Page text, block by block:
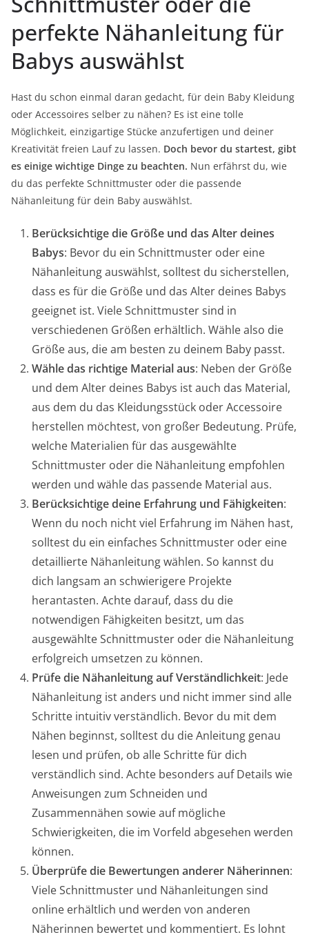
perfekte Nähanleitung für
Babys auswählst
Hast du schon einmal daran gedacht, für dein Baby Kleidung
oder Accessoires selber zu nähen? Es ist eine tolle
Möglichkeit, einzigartige Stücke anzufertigen und deiner
Kreativität freien Lauf zu lassen. Doch bevor du startest, gibt
es einige wichtige Dinge zu beachten. Nun erfährst du, wie
du das perfekte Schnittmuster oder die passende
Nähanleitung für dein Baby auswählst.
Berücksichtige die Größe und das Alter deines
Babys: Bevor du ein Schnittmuster oder eine
Nähanleitung auswählst, solltest du sicherstellen,
dass es für die Größe und das Alter deines Babys
geeignet ist. Viele Schnittmuster sind in
verschiedenen Größen erhältlich. Wähle also die
Größe aus, die am besten zu deinem Baby passt.
Wähle das richtige Material aus: Neben der Größe
und dem Alter deines Babys ist auch das Material,
aus dem du das Kleidungsstück oder Accessoire
herstellen möchtest, von großer Bedeutung. Prüfe,
welche Materialien für das ausgewählte
Schnittmuster oder die Nähanleitung empfohlen
werden und wähle das passende Material aus.
Berücksichtige deine Erfahrung und Fähigkeiten:
Wenn du noch nicht viel Erfahrung im Nähen hast,
solltest du ein einfaches Schnittmuster oder eine
detaillierte Nähanleitung wählen. So kannst du
dich langsam an schwierigere Projekte
herantasten. Achte darauf, dass du die
notwendigen Fähigkeiten besitzt, um das
ausgewählte Schnittmuster oder die Nähanleitung
erfolgreich umsetzen zu können.
Prüfe die Nähanleitung auf Verständlichkeit: Jede
Nähanleitung ist anders und nicht immer sind alle
Schritte intuitiv verständlich. Bevor du mit dem
Nähen beginnst, solltest du die Anleitung genau
lesen und prüfen, ob alle Schritte für dich
verständlich sind. Achte besonders auf Details wie
Anweisungen zum Schneiden und
Zusammennähen sowie auf mögliche
Schwierigkeiten, die im Vorfeld abgesehen werden
können.
Überprüfe die Bewertungen anderer Näherinnen:
Viele Schnittmuster und Nähanleitungen sind
online erhältlich und werden von anderen
Näherinnen bewertet und kommentiert. Es lohnt